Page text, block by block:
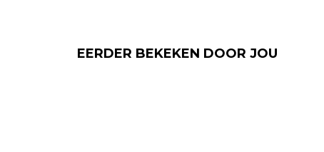
EERDER BEKEKEN DOOR JOU